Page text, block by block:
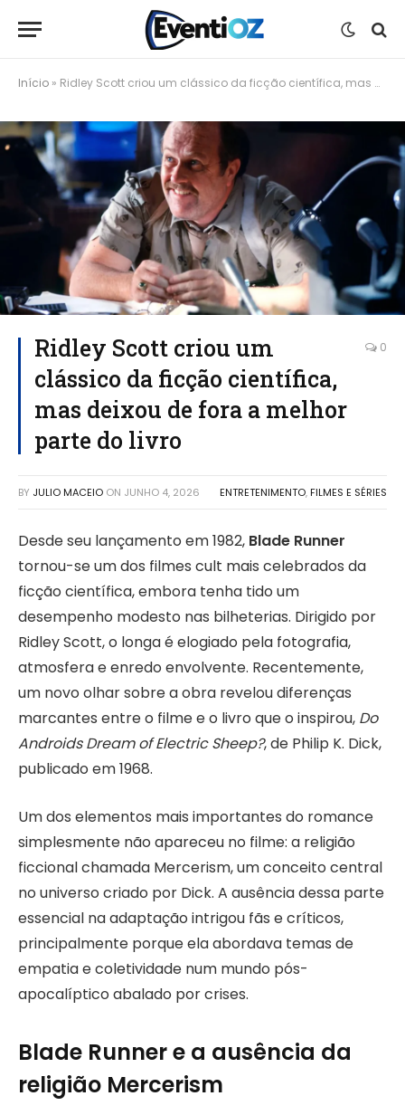
Início » Ridley Scott criou um clássico da ficção científica, mas deixou de fora a melhor parte do livro
Ridley Scott criou um
clássico da ficção científica,
mas deixou de fora a melhor
parte do livro
0
BY JULIO MACEIO ON JUNHO 4, 2026 ENTRETENIMENTO, FILMES E SÉRIES
Desde seu lançamento em 1982, Blade Runner
tornou-se um dos filmes cult mais celebrados da
ficção científica, embora tenha tido um
desempenho modesto nas bilheterias. Dirigido por
Ridley Scott, o longa é elogiado pela fotografia,
atmosfera e enredo envolvente. Recentemente,
um novo olhar sobre a obra revelou diferenças
marcantes entre o filme e o livro que o inspirou, Do
Androids Dream of Electric Sheep?, de Philip K. Dick,
publicado em 1968.
Um dos elementos mais importantes do romance
simplesmente não apareceu no filme: a religião
ficcional chamada Mercerism, um conceito central
no universo criado por Dick. A ausência dessa parte
essencial na adaptação intrigou fãs e críticos,
principalmente porque ela abordava temas de
empatia e coletividade num mundo pós-
apocalíptico abalado por crises.
Blade Runner e a ausência da
religião Mercerism